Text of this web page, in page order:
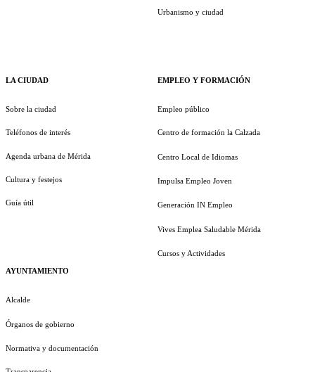
LA CIUDAD
Sobre la ciudad
Teléfonos de interés
Agenda urbana de Mérida
Cultura y festejos
Guía útil
AYUNTAMIENTO
Alcalde
Órganos de gobierno
Normativa y documentación
Urbanismo y ciudad
EMPLEO Y FORMACIÓN
Empleo público
Centro de formación la Calzada
Centro Local de Idiomas
Impulsa Empleo Joven
Generación IN Empleo
Vives Emplea Saludable Mérida
Cursos y Actividades